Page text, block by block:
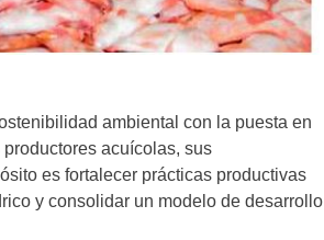
ambiental con la puesta en
acuícolas, sus
es fortalecer prácticas productivas
y consolidar un modelo de desarrollo